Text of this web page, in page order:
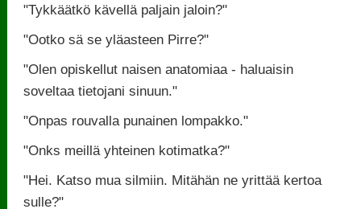
"Tykkäätkö kävellä paljain jaloin?"
"Ootko sä se yläasteen Pirre?"
"Olen opiskellut naisen anatomiaa - haluaisin
soveltaa tietojani sinuun."
"Onpas rouvalla punainen lompakko."
"Onks meillä yhteinen kotimatka?"
"Hei. Katso mua silmiin. Mitähän ne yrittää kertoa
sulle?"